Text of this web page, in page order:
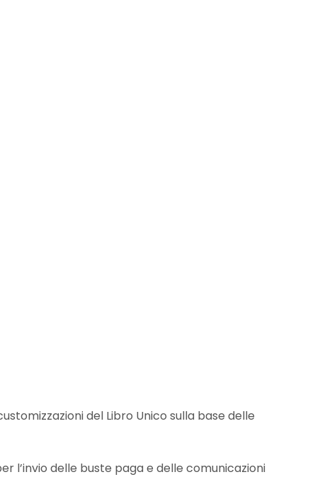
del Libro Unico sulla base delle
l’invio delle buste paga e delle comunicazioni